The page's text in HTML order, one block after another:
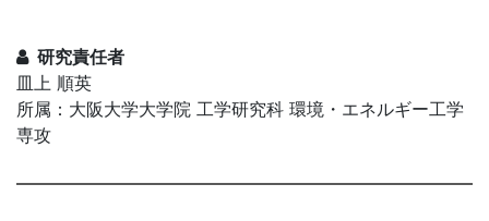
研究責任者
皿上 順英
所属：大阪大学大学院 工学研究科 環境・エネルギー工学
専攻